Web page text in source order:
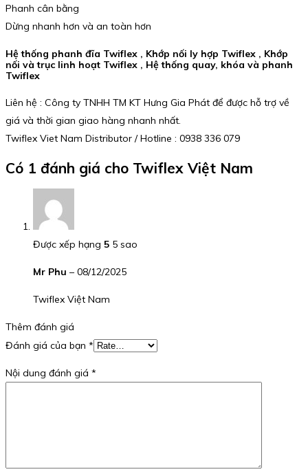
Phanh cân bằng
Dừng nhanh hơn và an toàn hơn
Hệ thống phanh đĩa Twiflex , Khớp nối ly hợp Twiflex , Khớp
nối và trục linh hoạt Twiflex , Hệ thống quay, khóa và phanh
Twiflex
Liên hệ : Công ty TNHH TM KT Hưng Gia Phát để được hỗ trợ về
giá và thời gian giao hàng nhanh nhất.
Twiflex Viet Nam Distributor / Hotline : 0938 336 079
Có 1 đánh giá cho Twiflex Việt Nam
Được xếp hạng 5 5 sao
Mr Phu – 08/12/2025
Twiflex Việt Nam
Thêm đánh giá
Đánh giá của bạn *
Nội dung đánh giá *